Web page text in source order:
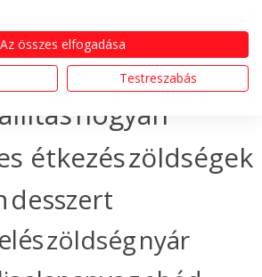
sütemény
ünnepebéd
hogyan
étkezészöldségek
desszert
zöldségnyár
Az összes elfogadása
Testreszabás